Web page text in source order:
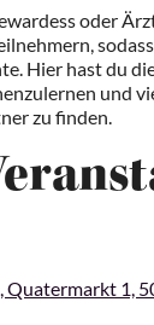
oder
Hier hast du
und
zu finden.
Quatermarkt 1,